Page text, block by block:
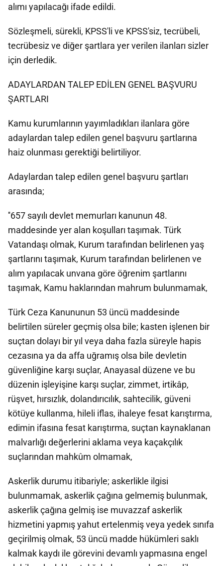
alımı yapılacağı ifade edildi.
Sözleşmeli, sürekli, KPSS'li ve KPSS'siz, tecrübeli,
tecrübesiz ve diğer şartlara yer verilen ilanları sizler
için derledik.
ADAYLARDAN TALEP EDİLEN GENEL BAŞVURU
ŞARTLARI
Kamu kurumlarının yayımladıkları ilanlara göre
adaylardan talep edilen genel başvuru şartlarına
haiz olunması gerektiği belirtiliyor.
Adaylardan talep edilen genel başvuru şartları
arasında;
''657 sayılı devlet memurları kanunun 48.
maddesinde yer alan koşulları taşımak. Türk
Vatandaşı olmak, Kurum tarafından belirlenen yaş
şartlarını taşımak, Kurum tarafından belirlenen ve
alım yapılacak unvana göre öğrenim şartlarını
taşımak, Kamu haklarından mahrum bulunmamak,
Türk Ceza Kanununun 53 üncü maddesinde
belirtilen süreler geçmiş olsa bile; kasten işlenen bir
suçtan dolayı bir yıl veya daha fazla süreyle hapis
cezasına ya da affa uğramış olsa bile devletin
güvenliğine karşı suçlar, Anayasal düzene ve bu
düzenin işleyişine karşı suçlar, zimmet, irtikâp,
rüşvet, hırsızlık, dolandırıcılık, sahtecilik, güveni
kötüye kullanma, hileli iflas, ihaleye fesat karıştırma,
edimin ifasına fesat karıştırma, suçtan kaynaklanan
malvarlığı değerlerini aklama veya kaçakçılık
suçlarından mahkûm olmamak,
Askerlik durumu itibariyle; askerlikle ilgisi
bulunmamak, askerlik çağına gelmemiş bulunmak,
askerlik çağına gelmiş ise muvazzaf askerlik
hizmetini yapmış yahut ertelenmiş veya yedek sınıfa
geçirilmiş olmak, 53 üncü madde hükümleri saklı
kalmak kaydı ile görevini devamlı yapmasına engel